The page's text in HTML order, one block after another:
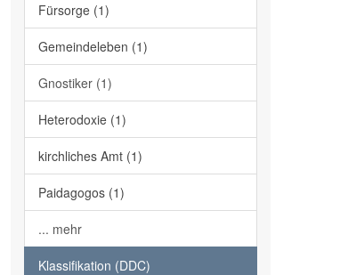
Fürsorge (1)
Gemeindeleben (1)
Gnostiker (1)
Heterodoxie (1)
kirchliches Amt (1)
Paidagogos (1)
... mehr
Klassifikation (DDC)